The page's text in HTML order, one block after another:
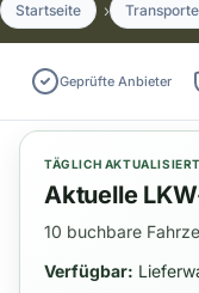
Startseite
Geprüfte Anbieter
TÄGLICH
Aktuelle
10 buchbare
Verfügbar: